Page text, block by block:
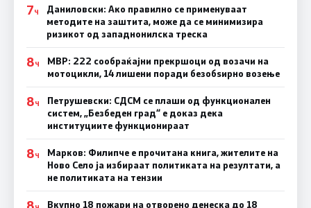
7Ч
Даниловски: Ако правилно се применуваат
методите на заштита, може да се минимизира
ризикот од западнонилска треска
8Ч
МВР: 222 сообраќајни прекршоци од возачи на
мотоцикли, 14 лишени поради безобѕирно возење
8Ч
Петрушевски: СДСМ се плаши од функционален
систем, „Безбеден град“ е доказ дека
институциите функционираат
8Ч
Марков: Филипче е прочитана книга, жителите на
Ново Село ја избираат политиката на резултати, а
не политиката на тензии
Вкупно 18 пожари на отворено денеска до 18